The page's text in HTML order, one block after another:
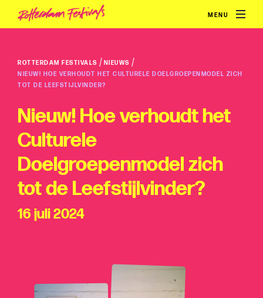
MENU
ROTTERDAM FESTIVALS / NIEUWS /
NIEUW! HOE VERHOUDT HET CULTURELE DOELGROEPENMODEL ZICH
TOT DE LEEFSTIJLVINDER?
Nieuw! Hoe verhoudt het
Culturele
Doelgroepenmodel zich
tot de Leefstijlvinder?
16 juli 2024